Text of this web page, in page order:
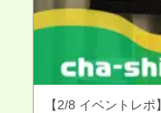
【2/8 イベントレ